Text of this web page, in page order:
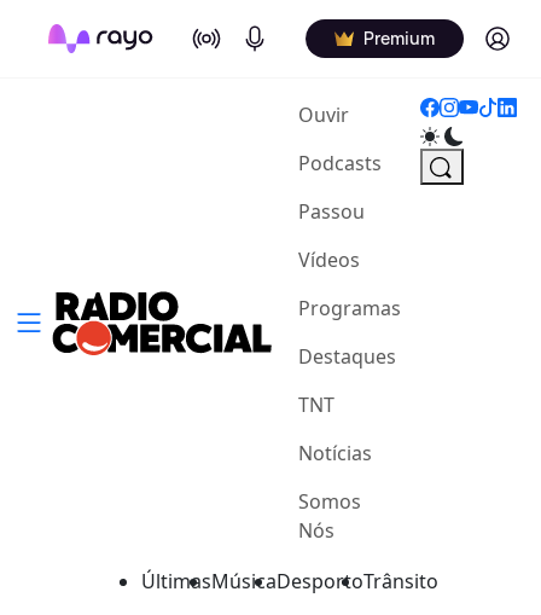
On Air Podcasts Premium Log in
Ouvir(current)
Podcasts
Passou
Vídeos
Programas
Destaques
TNT
Notícias
Somos
Nós
ÚltimasMúsicaDesportoTrânsito